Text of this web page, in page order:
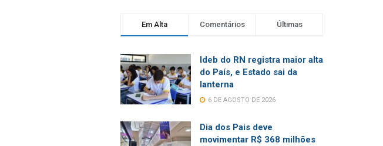
Em Alta Comentários Últimas
Ideb do RN registra maior alta
do País, e Estado sai da
lanterna
6 DE AGOSTO DE 2026
Dia dos Pais deve
movimentar R$ 368 milhões